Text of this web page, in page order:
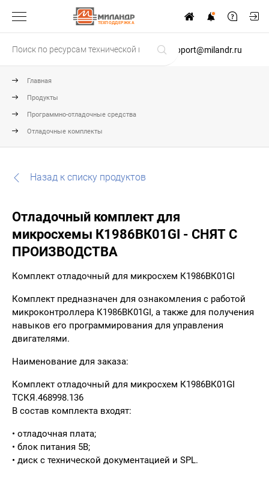
ТЕХПОДДЕРЖКА
support@milandr.ru
Главная
Продукты
Программно-отладочные средства
Отладочные комплекты
Назад к списку продуктов
Отладочный комплект для
микросхемы К1986ВК01GI - СНЯТ С
ПРОИЗВОДСТВА
Комплект отладочный для микросхем К1986ВК01GI
Комплект предназначен для ознакомления с работой
микроконтроллера К1986ВК01GI, а также для получения
навыков его программирования для управления
двигателями.
Наименование для заказа:
Комплект отладочный для микросхем К1986ВК01GI
ТСКЯ.468998.136
В состав комплекта входят:
• отладочная плата;
• блок питания 5В;
• диск с технической документацией и SPL.